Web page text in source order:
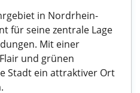
in Nordrhein-
für seine zentrale Lage
Mit einer
und grünen
Stadt ein attraktiver Ort